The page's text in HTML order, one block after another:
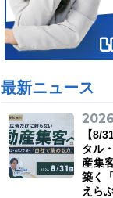
最新ニュース
【8/
タル
産集
築く
えら